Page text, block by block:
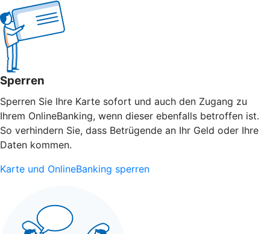
Sperren
Sperren Sie Ihre Karte sofort und auch den Zugang zu
Ihrem OnlineBanking, wenn dieser ebenfalls betroffen ist.
So verhindern Sie, dass Betrügende an Ihr Geld oder Ihre
Daten kommen.
Karte und OnlineBanking sperren